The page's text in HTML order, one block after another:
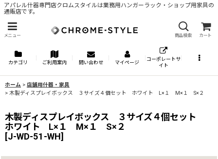
アパレル什器専門店クロムスタイルは業務用ハンガーラック・ショップ用家具の
通販店です。
メニュー 商品検索 カート
カテゴリ ご利用案内 問い合わせ マイページ
コーポレートサ
イト
ホーム > 店舗用什器・家具
> 木製ディスプレイボックス ３サイズ４個セット ホワイト L×１ M×１ S×２
木製ディスプレイボックス ３サイズ４個セット
ホワイト L×１ M×１ S×２
[J-WD-51-WH]